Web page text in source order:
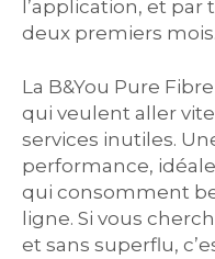
l’application, et
deux premiers mois.
La B&You Pure
qui veulent aller
services inutiles.
performance,
qui consomment
ligne. Si vous
et sans superflu,